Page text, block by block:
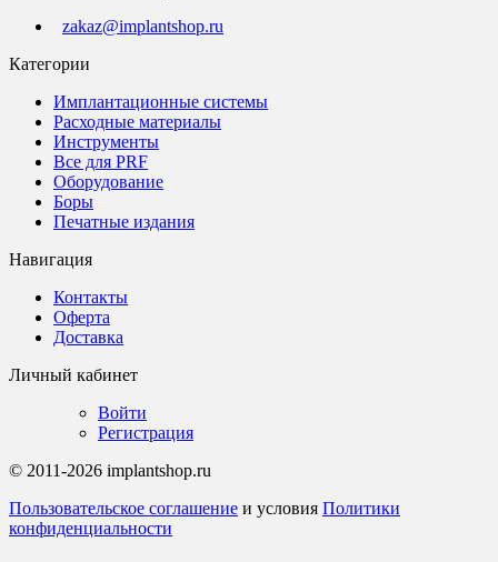
zakaz@implantshop.ru
Категории
Имплантационные системы
Расходные материалы
Инструменты
Все для PRF
Оборудование
Боры
Печатные издания
Навигация
Контакты
Оферта
Доставка
Личный кабинет
Войти
Регистрация
© 2011-2026 implantshop.ru
Пользовательское соглашение и условия Политики
конфиденциальности